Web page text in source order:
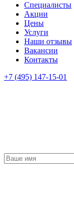
Специалисты
Акции
Цены
Услуги
Наши отзывы
Вакансии
Контакты
+7 (495) 147-15-01